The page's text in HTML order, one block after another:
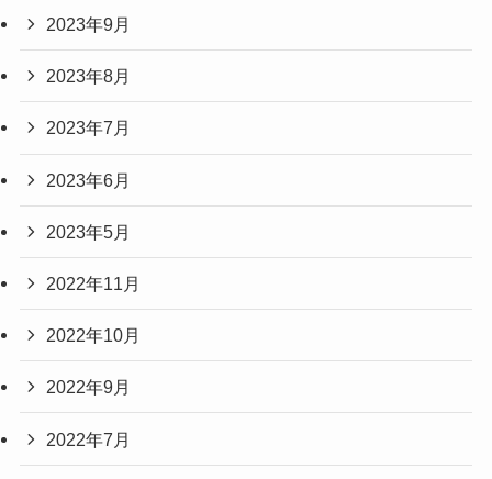
2023年9月
2023年8月
2023年7月
2023年6月
2023年5月
2022年11月
2022年10月
2022年9月
2022年7月